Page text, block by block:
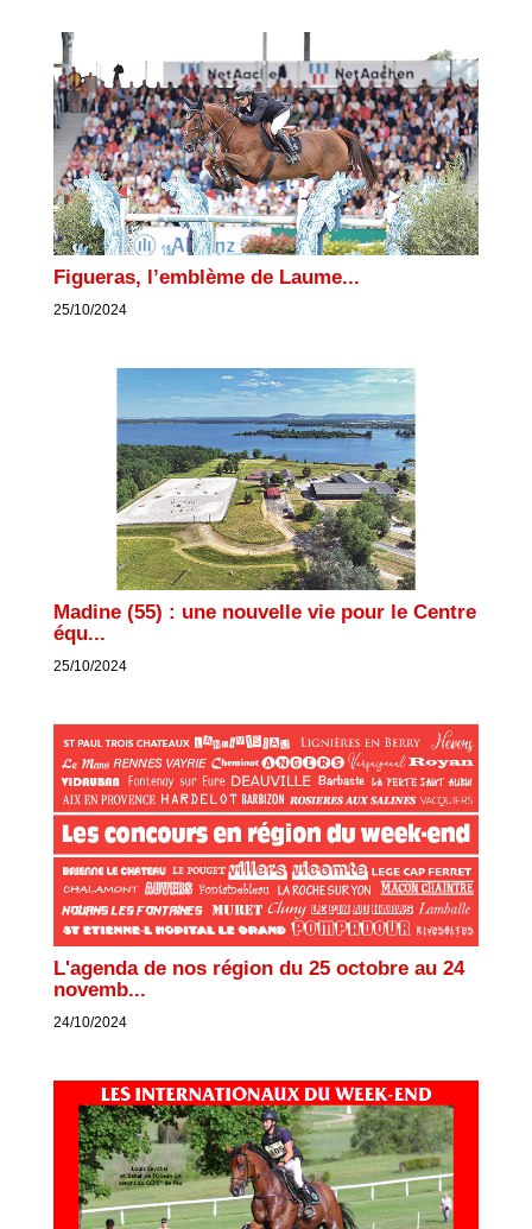
Figueras, l’emblème de Laume...
25/10/2024
Madine (55) : une nouvelle vie pour le Centre
équ...
25/10/2024
L'agenda de nos région du 25 octobre au 24
novemb...
24/10/2024